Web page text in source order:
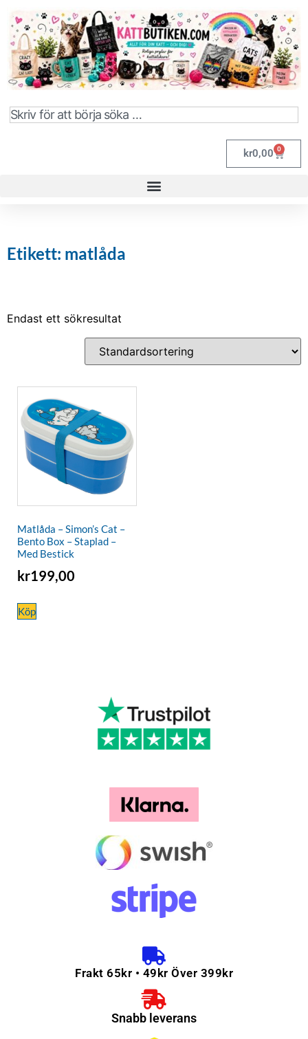
kr0,00 0
Etikett: matlåda
Endast ett sökresultat
Matlåda – Simon’s Cat –
Bento Box – Staplad –
Med Bestick
kr199,00
Köp
Frakt 65kr • 49kr Över 399kr
Snabb leverans